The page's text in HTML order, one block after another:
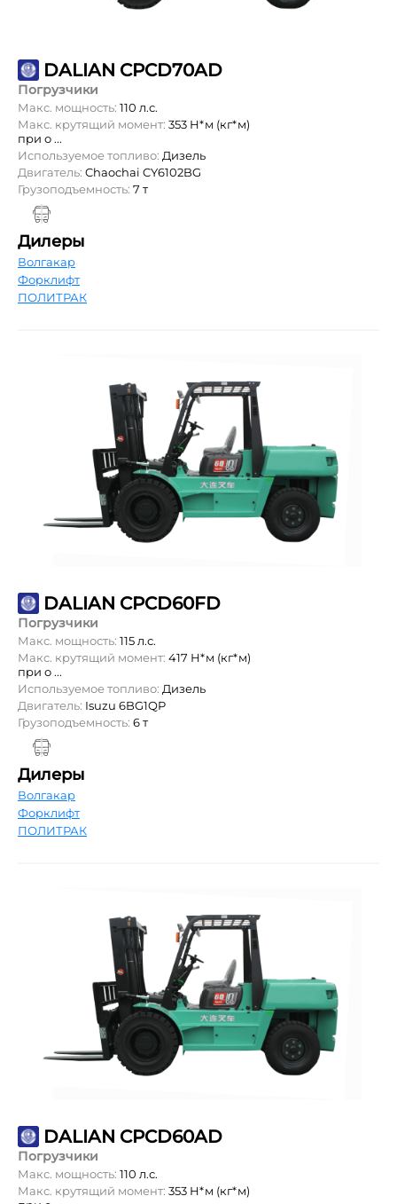
DALIAN CPCD70AD
Погрузчики
Макс. мощность: 110 л.с.
Макс. крутящий момент: 353 Н*м (кг*м)
при о ...
Используемое топливо: Дизель
Двигатель: Chaochai CY6102BG
Грузоподъемность: 7 т
Дилеры
Волгакар
Форклифт
ПОЛИТРАК
DALIAN CPCD60FD
Погрузчики
Макс. мощность: 115 л.с.
Макс. крутящий момент: 417 Н*м (кг*м)
при о ...
Используемое топливо: Дизель
Двигатель: Isuzu 6BG1QP
Грузоподъемность: 6 т
Дилеры
Волгакар
Форклифт
ПОЛИТРАК
DALIAN CPCD60AD
Погрузчики
Макс. мощность: 110 л.с.
Макс. крутящий момент: 353 Н*м (кг*м)